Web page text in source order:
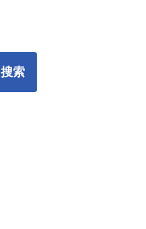
搜索